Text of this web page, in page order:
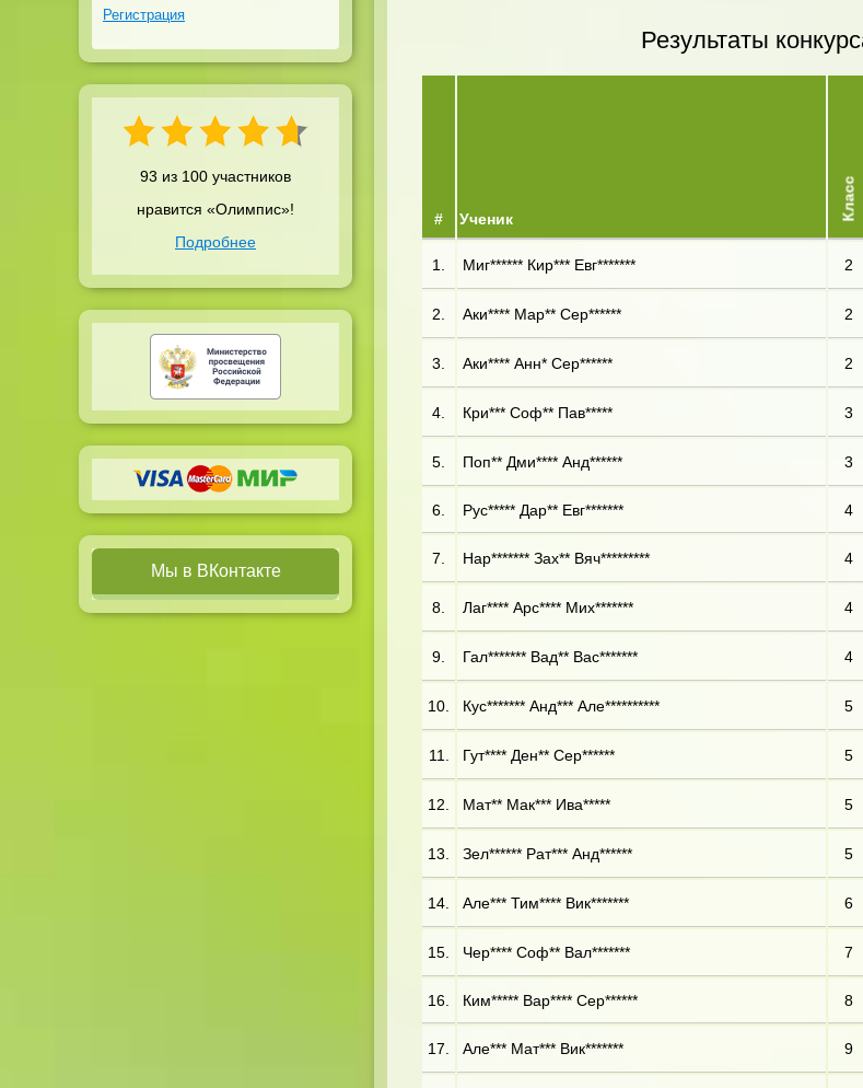
Регистрация
93 из 100 участников
нравится «Олимпис»!
Подробнее
Мы в ВКонтакте
Результаты
# Ученик Класс
1. Миг****** Кир*** Евг******* 2
2. Аки**** Мар** Сер****** 2
3. Аки**** Анн* Сер****** 2
4. Кри*** Соф** Пав***** 3
5. Поп** Дми**** Анд****** 3
6. Рус***** Дар** Евг******* 4
7. Нар******* Зах** Вяч********* 4
8. Лаг**** Арс**** Мих******* 4
9. Гал******* Вад** Вас******* 4
10. Кус******* Анд*** Але********** 5
11. Гут**** Ден** Сер****** 5
12. Мат** Мак*** Ива***** 5
13. Зел****** Рат*** Анд****** 5
14. Але*** Тим**** Вик******* 6
15. Чер**** Соф** Вал******* 7
16. Ким***** Вар**** Сер****** 8
17. Але*** Мат*** Вик******* 9